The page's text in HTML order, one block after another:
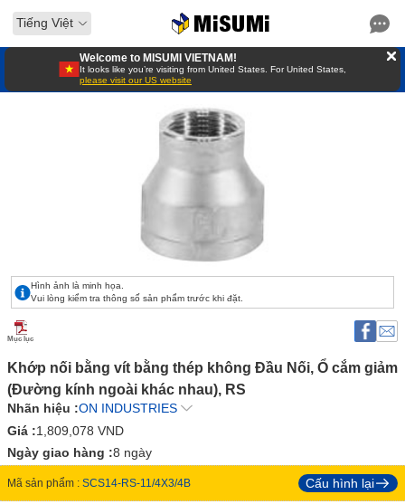
Tiếng Việt
Welcome to MISUMI VIETNAM!
It looks like you’re visiting from United States. For United States,
please visit our US website
Hình ảnh là minh họa.
Vui lòng kiểm tra thông số sản phẩm trước khi đặt.
Mục lục
Khớp nối bằng vít bằng thép không Đầu Nối, Ổ cắm giảm
(Đường kính ngoài khác nhau), RS
Nhãn hiệu :ON INDUSTRIES
Giá :1,809,078 VND
Ngày giao hàng :8 ngày
Mã sản phẩm : SCS14-RS-11/4X3/4B Cấu hình lại